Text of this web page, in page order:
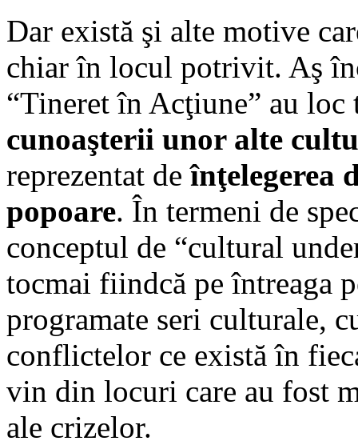
Dar există şi alte motive
chiar în locul potrivit. Aş
“Tineret în Acţiune” au loc
cunoaşterii unor alte
reprezentat deînţelegerea
popoare. În termeni de
conceptul de “cultural
tocmai fiindcă pe întreaga
programate seri culturale,
conflictelor ce există în
vin din locuri care au fost
ale crizelor.